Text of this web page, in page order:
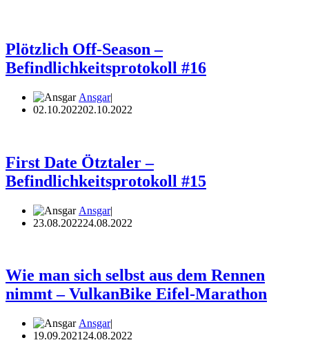
Plötzlich Off-Season –
Befindlichkeitsprotokoll #16
Ansgar
02.10.202202.10.2022
First Date Ötztaler –
Befindlichkeitsprotokoll #15
Ansgar
23.08.202224.08.2022
Wie man sich selbst aus dem Rennen
nimmt – VulkanBike Eifel-Marathon
Ansgar
19.09.2021 24.08.2022